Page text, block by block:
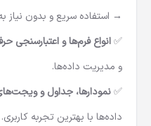
→ استفاده سریع و بدون نیاز
✅انواع فرم‌ها و اعتبارسنجی
و مدیریت داده‌ها.
✅نمودارها، جداول و
داده‌ها با بهترین تجربه کاربری.